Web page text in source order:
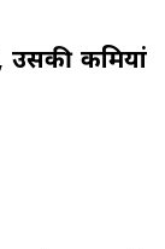
उसकी कमियां